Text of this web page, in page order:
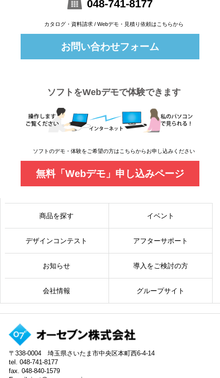
048-741-8177
カタログ・資料請求 / Webデモ・見積り依頼はこちらから
お問い合わせフォーム
ソフトをWebデモで体験できます
ソフトのデモ・体験をご希望の方はこちらからお申し込みください
無料「Webデモ」申し込みページ
商品を探す イベント
デザインコンテスト アフターサポート
お知らせ 導入をご検討の方
会社情報 グループサイト
〒338-0004 埼玉県さいたま市中央区本町西6-4-14
tel. 048-741-8177
fax. 048-840-1579